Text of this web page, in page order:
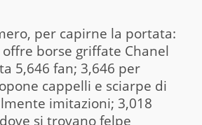
per capirne la portata:
borse griffate Chanel
5,646 fan; 3,646 per
cappelli e sciarpe di
imitazioni; 3,018
si trovano felpe